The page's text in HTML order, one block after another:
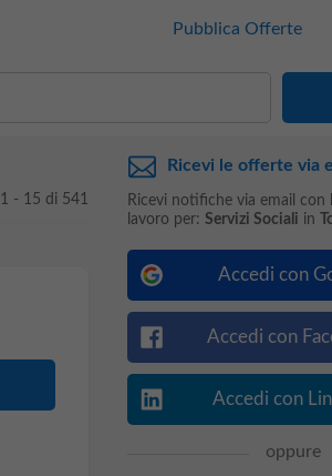
Pubblica Offerte
1 - 15 di 541
Ricevi le offerte via
Ricevi notifiche via email
lavoro per: Servizi Sociali in
Accedi con
Accedi con
Accedi con
oppure